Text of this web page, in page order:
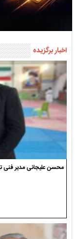
محسن علیجانی مدیر فنی
جایزه ۱۰ میلیارد تومانی یک سیاهکلی برای انتقام از ترامپ و نتانیاهو